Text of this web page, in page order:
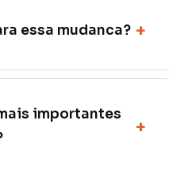
essa mudanca?
importantes